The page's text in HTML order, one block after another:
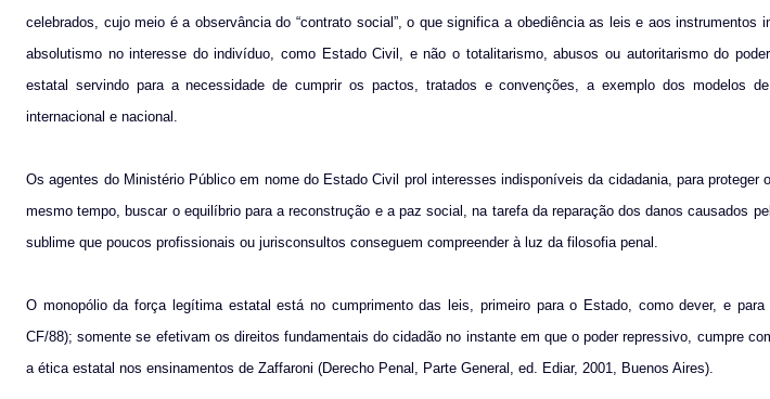
celebrados, cujo meio é a observância do “contrato social”, o que significa a obediência as leis e aos instrumentos
absolutismo no interesse do indivíduo, como Estado Civil, e não o totalitarismo, abusos ou autoritarismo do
estatal servindo para a necessidade de cumprir os pactos, tratados e convenções, a exemplo dos modelos
internacional e nacional.
Os agentes do Ministério Público em nome do Estado Civil prol interesses indisponíveis da cidadania, para
mesmo tempo, buscar o equilíbrio para a reconstrução e a paz social, na tarefa da reparação dos danos causados
sublime que poucos profissionais ou jurisconsultos conseguem compreender à luz da filosofia penal.
O monopólio da força legítima estatal está no cumprimento das leis, primeiro para o Estado, como dever, e
CF/88); somente se efetivam os direitos fundamentais do cidadão no instante em que o poder repressivo, cumpre
a ética estatal nos ensinamentos de Zaffaroni (Derecho Penal, Parte General, ed. Ediar, 2001, Buenos Aires).